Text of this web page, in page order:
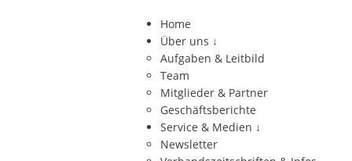
Home
Über uns ↓
Aufgaben & Leitbild
Team
Mitglieder & Partner
Geschäftsberichte
Service & Medien ↓
Newsletter